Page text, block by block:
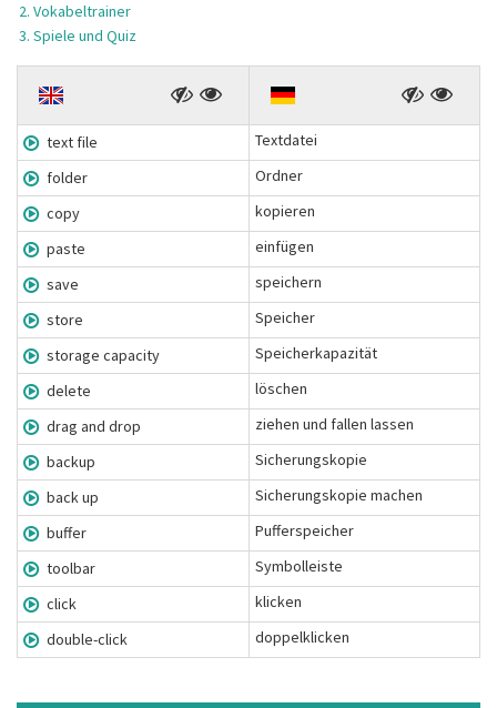
Vokabeltrainer
Spiele und Quiz
text file
Textdatei
folder
Ordner
copy
kopieren
paste
einfügen
save
speichern
store
Speicher
storage capacity
Speicherkapazität
delete
löschen
drag and drop
ziehen und fallen lassen
backup
Sicherungskopie
back up
Sicherungskopie machen
buffer
Pufferspeicher
toolbar
Symbolleiste
click
klicken
double-click
doppelklicken